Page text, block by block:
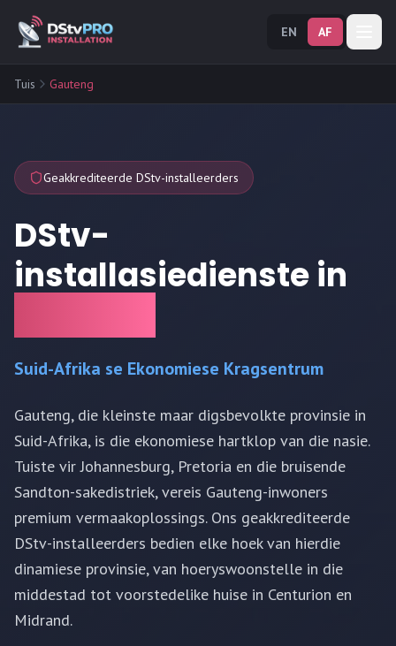
EN AF
Tuis Gauteng
Geakkrediteerde DStv-installeerders
DStv-
installasiedienste in
Suid-Afrika se Ekonomiese Kragsentrum
Gauteng, die kleinste maar digsbevolkte provinsie in
Suid-Afrika, is die ekonomiese hartklop van die nasie.
Tuiste vir Johannesburg, Pretoria en die bruisende
Sandton-sakedistriek, vereis Gauteng-inwoners
premium vermaakoplossings. Ons geakkrediteerde
DStv-installeerders bedien elke hoek van hierdie
dinamiese provinsie, van hoeryswoonstelle in die
middestad tot voorstedelike huise in Centurion en
Midrand.